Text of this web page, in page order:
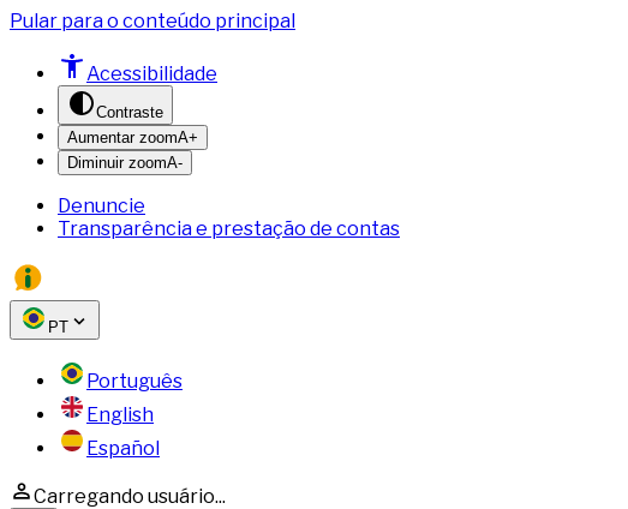
Pular para o conteúdo principal
Acessibilidade
Contraste
Aumentar zoomA+
Diminuir zoomA-
Denuncie
Transparência e prestação de contas
PT
Português
English
Español
Carregando usuário...